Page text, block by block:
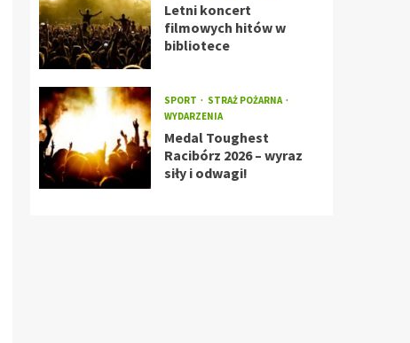
Letni koncert
filmowych hitów w
bibliotece
SPORT
STRAŻ POŻARNA
WYDARZENIA
Medal Toughest
Racibórz 2026 – wyraz
siły i odwagi!